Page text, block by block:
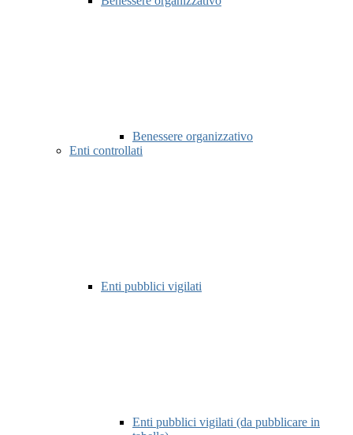
Benessere organizzativo
Enti controllati
Enti pubblici vigilati
Enti pubblici vigilati (da pubblicare in